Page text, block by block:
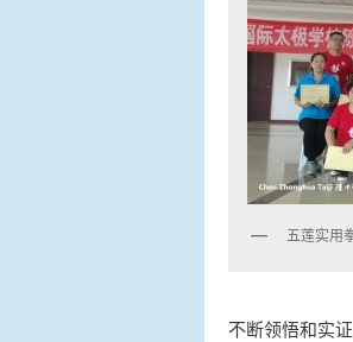
五莲实用
不断领悟和实